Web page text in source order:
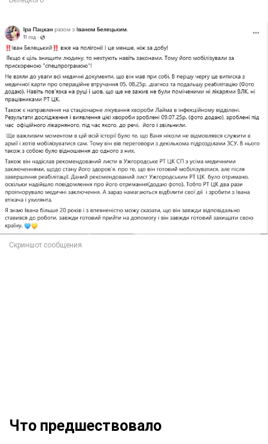
Что предшествовало